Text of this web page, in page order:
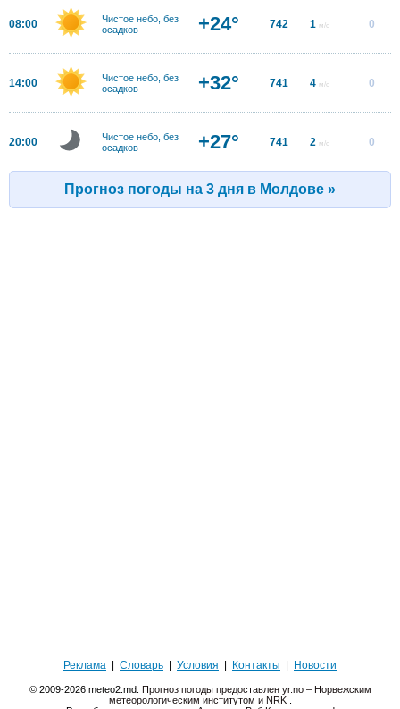
08:00
Чистое небо, без
осадков
+24° 742 1 м/с 0
14:00
Чистое небо, без
осадков
+32° 741 4 м/с 0
20:00
Чистое небо, без
осадков
+27° 741 2 м/с 0
Прогноз погоды на 3 дня в Молдове »
Реклама Словарь Условия Контакты Новости
© 2009-2026 meteo2.md. Прогноз погоды предоставлен yr.no – Норвежским
метеорологическим институтом и NRK